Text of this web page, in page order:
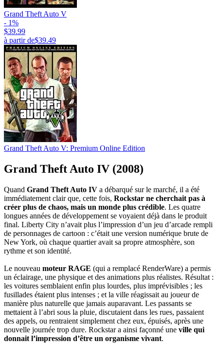
Grand Theft Auto V
- 1%
$39.99
à partir de$39.49
Grand Theft Auto V: Premium Online Edition
Grand Theft Auto IV (2008)
Quand Grand Theft Auto IV a débarqué sur le marché, il a été
immédiatement clair que, cette fois, Rockstar ne cherchait pas à
créer plus de chaos, mais un monde plus crédible. Les quatre
longues années de développement se voyaient déjà dans le produit
final. Liberty City n’avait plus l’impression d’un jeu d’arcade rempli
de personnages de cartoon : c’était une version numérique brute de
New York, où chaque quartier avait sa propre atmosphère, son
rythme et son identité.
Le nouveau moteur RAGE (qui a remplacé RenderWare) a permis
un éclairage, une physique et des animations plus réalistes. Résultat :
les voitures semblaient enfin plus lourdes, plus imprévisibles ; les
fusillades étaient plus intenses ; et la ville réagissait au joueur de
manière plus naturelle que jamais auparavant. Les passants se
mettaient à l’abri sous la pluie, discutaient dans les rues, passaient
des appels, ou rentraient simplement chez eux, épuisés, après une
nouvelle journée trop dure. Rockstar a ainsi façonné une ville qui
donnait l’impression d’être un organisme vivant.